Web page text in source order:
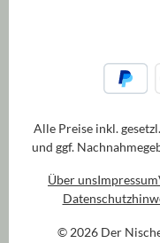
Alle Preise inkl.
und ggf.
© 2026 Der
Über unsImpressum